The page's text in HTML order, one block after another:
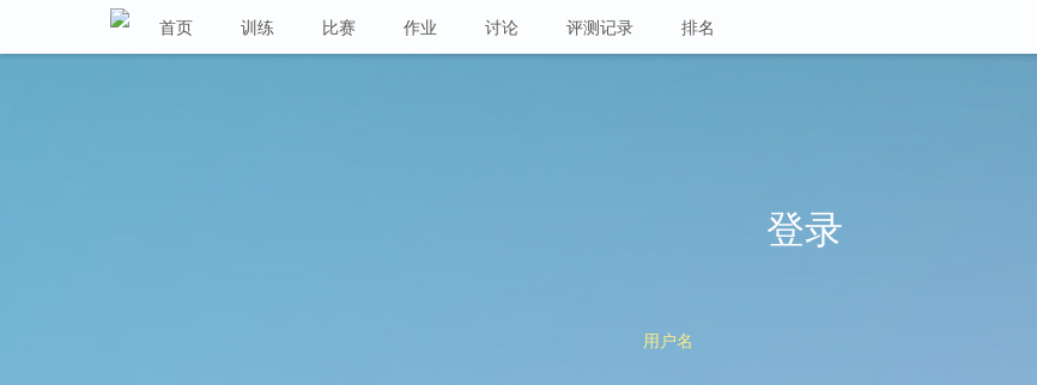
首页 训练 比赛 作业 讨论 评测记录 排名
登录
用户名